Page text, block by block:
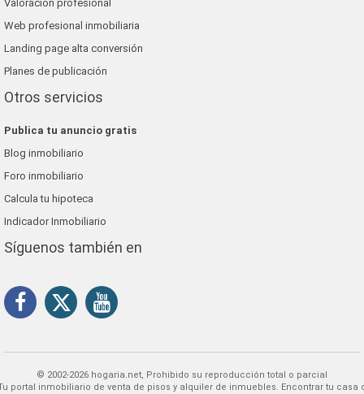
Valoración profesional
Web profesional inmobiliaria
Landing page alta conversión
Planes de publicación
Otros servicios
Publica tu anuncio gratis
Blog inmobiliario
Foro inmobiliario
Calcula tu hipoteca
Indicador Inmobiliario
Síguenos también en
© 2002-2026 hogaria.net, Prohibido su reproducción total o parcial
Encontrar tu casa o